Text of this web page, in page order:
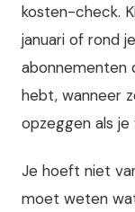
kosten-check.
januari of rond
abonnementen
hebt, wanneer
opzeggen als
Je hoeft niet
moet weten